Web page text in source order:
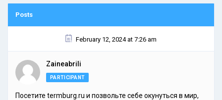
Posts
February 12, 2024 at 7:26 am
Zaineabrili
PARTICIPANT
Посетите termburg.ru и позвольте себе окунуться в мир,